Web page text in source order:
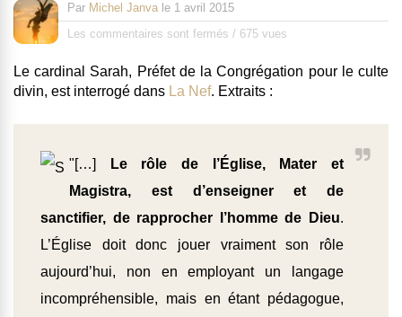
Par Michel Janva le 1 avril 2015
Les commentaires sont fermés / 675 vues
Le cardinal Sarah, Préfet de la Congrégation pour le culte
divin, est interrogé dans La Nef. Extraits :
"[…]
Le rôle de l’Église, Mater et
Magistra, est d’enseigner et de
sanctifier, de rapprocher l’homme de Dieu.
L’Église doit donc jouer vraiment son rôle
aujourd’hui, non en employant un langage
incompréhensible, mais en étant pédagogue,